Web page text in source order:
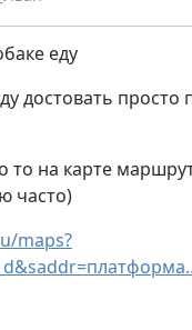
еду
достовать просто
то на карте
часто)
maps?